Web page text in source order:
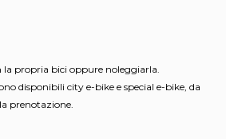
la propria bici oppure noleggiarla.
disponibili city e-bike e special e-bike, da
prenotazione.